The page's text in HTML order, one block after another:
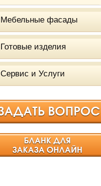
Мебельные фасады
Готовые изделия
Сервис и Услуги